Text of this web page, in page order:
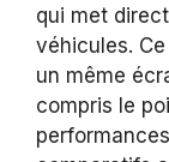
qui met
véhicules.
un même
compris le